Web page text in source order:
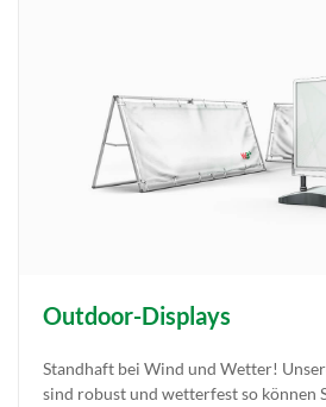
Outdoor-Displays
Standhaft bei Wind und Wetter!
sind robust und wetterfest so können